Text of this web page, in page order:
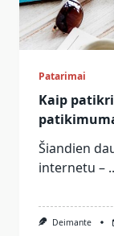
Patarimai
Kaip
Šiandien
internetu –
Deimante